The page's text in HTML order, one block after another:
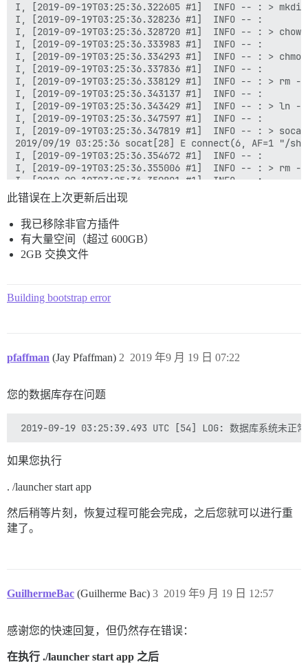
I, [2019-09-19T03:25:36.322605 #1]  INFO -- : >
I, [2019-09-19T03:25:36.328236 #1]  INFO -- :
I, [2019-09-19T03:25:36.328720 #1]  INFO -- : >
I, [2019-09-19T03:25:36.333983 #1]  INFO -- :
I, [2019-09-19T03:25:36.334293 #1]  INFO -- : >
I, [2019-09-19T03:25:36.337836 #1]  INFO -- :
I, [2019-09-19T03:25:36.338129 #1]  INFO -- : > rm
I, [2019-09-19T03:25:36.343137 #1]  INFO -- :
I, [2019-09-19T03:25:36.343429 #1]  INFO -- : > ln -
I, [2019-09-19T03:25:36.347597 #1]  INFO -- :
I, [2019-09-19T03:25:36.347819 #1]  INFO -- : >
2019/09/19 03:25:36 socat[28] E connect(6, AF=1 "/
I, [2019-09-19T03:25:36.354672 #1]  INFO -- :
I, [2019-09-19T03:25:36.355006 #1]  INFO -- : > rm
I, [2019-09-19T03:25:36.359801 #1]  INFO -- :
I, [2019-09-19T03:25:36.360028 #1]  INFO -- : > rm
I, [2019-09-19T03:25:36.365218 #1]  INFO -- :
I, [2019-09-19T03:25:36.365462 #1]  INFO -- : >
I, [2019-09-19T03:25:36.370636 #1]  INFO -- :
I, [2019-09-19T03:25:36.370987 #1]  INFO -- : >
I, [2019-09-19T03:25:36.375238 #1]  INFO -- :
I, [2019-09-19T03:25:36.399904 #1]  INFO -- : 文件
I, [2019-09-19T03:25:36.409011 #1]  INFO -- : 文件 >
I, [2019-09-19T03:25:39.276677 #1]  INFO -- :
I, [2019-09-19T03:25:39.276825 #1]  INFO -- : >
I, [2019-09-19T03:25:39.300913 #1]  INFO -- : >
I, [2019-09-19T03:25:39.305131 #1]  INFO -- :
I, [2019-09-19T03:25:39.315038 #1]  INFO -- :
I, [2019-09-19T03:25:39.318486 #1]  INFO -- :
I, [2019-09-19T03:25:39.318940 #1]  INFO -- : 在 /
I, [2019-09-19T03:25:39.322462 #1]  INFO -- : 在 /etc/
I, [2019-09-19T03:25:39.325648 #1]  INFO -- : 在 /etc/
I, [2019-09-19T03:25:39.326845 #1]  INFO -- : 在 /
I, [2019-09-19T03:25:39.338130 #1]  INFO -- : 在 /etc/
I, [2019-09-19T03:25:39.341035 #1]  INFO -- : 在 /
I, [2019-09-19T03:25:39.343427 #1]  INFO -- : 在 /
I, [2019-09-19T03:25:39.343950 #1]  INFO -- : 在 /
I, [2019-09-19T03:25:39.345666 #1]  INFO -- : >
I, [2019-09-19T03:25:39.348666 #1]  INFO -- : >
此错误在上次更新后出现
我已移除非官方插件
有大量空间（超过 600GB）
2GB 交换文件
Building bootstrap error
pfaffman (Jay Pfaffman) 2019 年9 月 19 日 07:22
2
您的数据库存在问题
如果您执行
. /launcher start app
然后稍等片刻，恢复过程可能会完成，之后您就可以进行重
建了。
GuilhermeBac (Guilherme Bac) 2019 年9 月 19 日 12:57
3
感谢您的快速回复，但仍然存在错误：
在执行 ./launcher start app 之后